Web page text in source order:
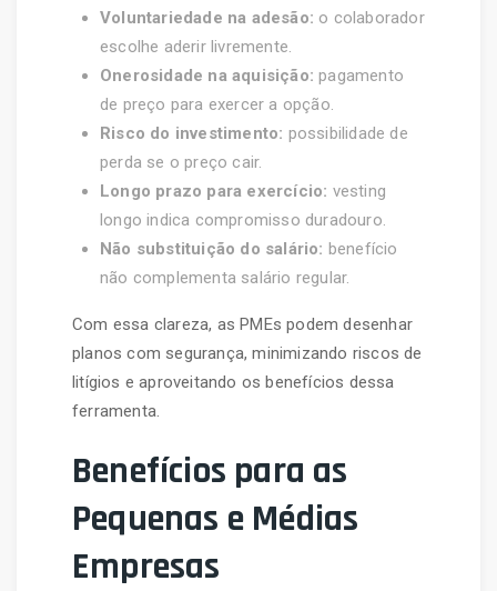
Voluntariedade na adesão: o colaborador
escolhe aderir livremente.
Onerosidade na aquisição: pagamento
de preço para exercer a opção.
Risco do investimento: possibilidade de
perda se o preço cair.
Longo prazo para exercício: vesting
longo indica compromisso duradouro.
Não substituição do salário: benefício
não complementa salário regular.
Com essa clareza, as PMEs podem desenhar
planos com segurança, minimizando riscos de
litígios e aproveitando os benefícios dessa
ferramenta.
Benefícios para as
Pequenas e Médias
Empresas